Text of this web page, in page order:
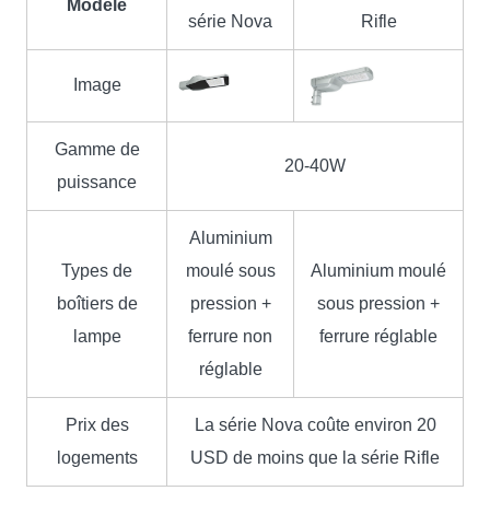
Modèle
série Nova
Rifle
Image
Gamme de
puissance
20-40W
Types de
boîtiers de
lampe
Aluminium
moulé sous
pression +
ferrure non
réglable
Aluminium moulé
sous pression +
ferrure réglable
Prix ​​des
logements
La série Nova coûte environ 20
USD de moins que la série Rifle